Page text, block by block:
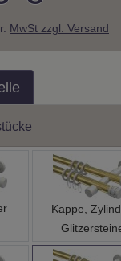
MwSt zzgl. Versand
Kappe,